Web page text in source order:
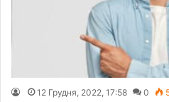
12 Грудня, 2022, 17:58 0